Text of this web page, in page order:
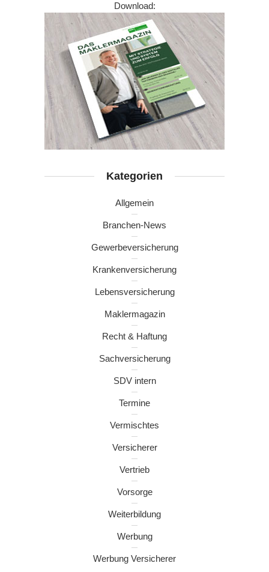
Download:
Kategorien
Allgemein
Branchen-News
Gewerbeversicherung
Krankenversicherung
Lebensversicherung
Maklermagazin
Recht & Haftung
Sachversicherung
SDV intern
Termine
Vermischtes
Versicherer
Vertrieb
Vorsorge
Weiterbildung
Werbung
Werbung Versicherer